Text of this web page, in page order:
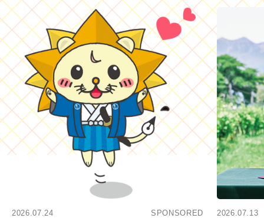
2026.07.24 SPONSORED 2026.07.13